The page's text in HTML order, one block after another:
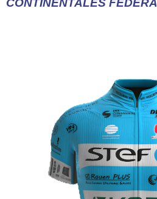
CONTINENTALES